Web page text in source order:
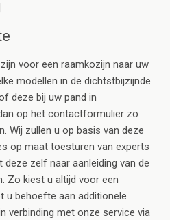
voor een raamkozijn naar uw
modellen in de dichtstbijzijnde
deze bij uw pand in
op het contactformulier zo
Wij zullen u op basis van deze
op maat toesturen van experts
deze zelf naar aanleiding van de
Zo kiest u altijd voor een
u behoefte aan additionele
verbinding met onze service via